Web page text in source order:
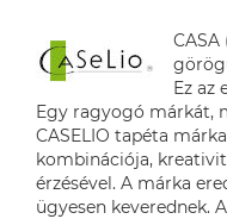
CASA
Ez az
Egy ragyogó márkát,
CASELIO tapéta
kombinációja,
érzésével. A márka
ügyesen keverednek.